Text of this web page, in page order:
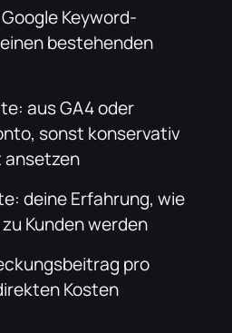
Keyword-
bestehenden
aus GA4 oder
sonst konservativ
ansetzen
deine Erfahrung, wie
Kunden werden
pro
Kosten